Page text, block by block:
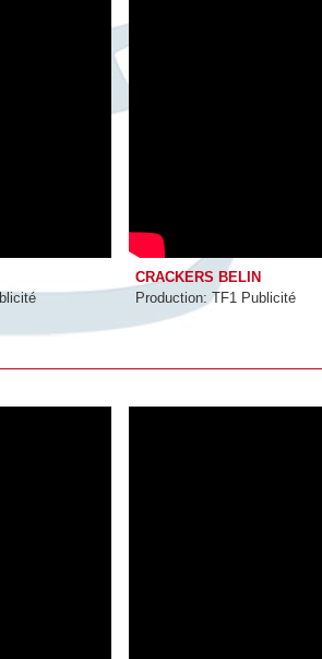
CRACKERS BELIN
Production: TF1 Publicité